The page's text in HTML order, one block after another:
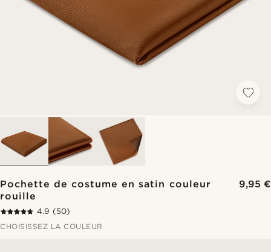
Pochette de costume en satin couleur
rouille
9,95 €
4.9 (50)
CHOISISSEZ LA COULEUR